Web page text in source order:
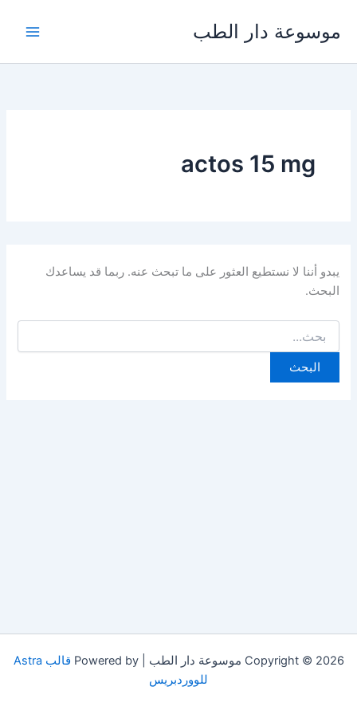
المحتوى
موسوعة دار الطب
actos 15 mg
يبدو أننا لا نستطيع العثور على ما تبحث عنه. ربما قد يساعدك
البحث.
عن:
Copyright © 2026 موسوعة دار الطب | Powered by
قالب Astra
للووردبريس